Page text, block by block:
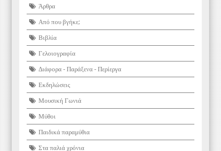
Άρθρα
Από που βγήκε;
Βιβλία
Γελοιογραφία
Διάφορα - Παράξενα - Περίεργα
Εκδηλώσεις
Μουσική Γωνιά
Μύθοι
Παιδικά παραμύθια
Στα παλιά χρόνια